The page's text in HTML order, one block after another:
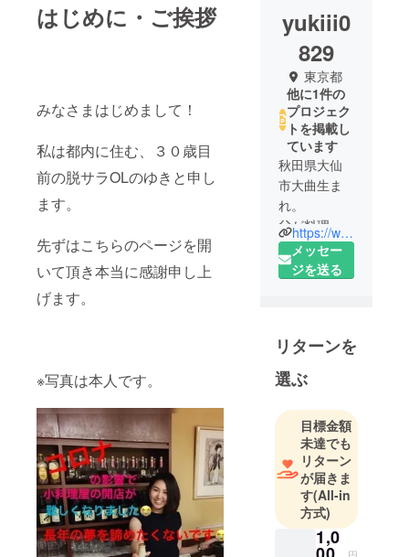
はじめに・ご挨拶
みなさまはじめまして！
私は都内に住む、３０歳目
前の脱サラOLのゆきと申し
ます。
先ずはこちらのページを開
いて頂き本当に感謝申し上
げます。
※写真は本人です。
yukiii0
829
東京都
他に1件の
プロジェク
トを掲載し
ています
秋田県大仙
市大曲生ま
れ。
父が料理人
で幼いころ
から料理に
みる。
高校卒業
後、箱根の
旅館勤務。
開店資金を
募るため都
内で営業職
を始めるが
３０歳まで
に飲食店開
https://www.instagram.com/sushicake_onigasima/
メッセー
ジを送る
リターンを
選ぶ
目標金額
未達でも
リターン
が届きま
す(All-in
方式)
1,0